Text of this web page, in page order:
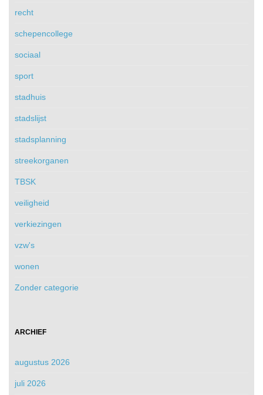
recht
schepencollege
sociaal
sport
stadhuis
stadslijst
stadsplanning
streekorganen
TBSK
veiligheid
verkiezingen
vzw's
wonen
Zonder categorie
ARCHIEF
augustus 2026
juli 2026